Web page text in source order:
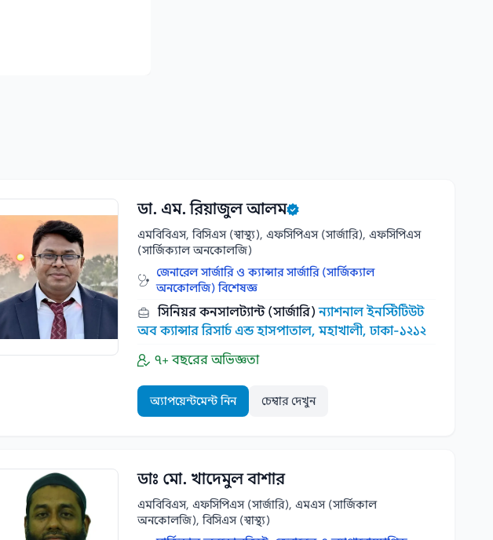
ডা. এম. রিয়াজুল আলম
এমবিবিএস, বিসিএস (স্বাস্থ্য), এফসিপিএস (সার্জারি), এফসিপিএস
(সার্জিক্যাল অনকোলজি)
জেনারেল সার্জারি ও ক্যান্সার সার্জারি (সার্জিক্যাল
অনকোলজি) বিশেষজ্ঞ
সিনিয়র কনসালট্যান্ট (সার্জারি)ন্যাশনাল ইনস্টিটিউট
অব ক্যান্সার রিসার্চ এন্ড হাসপাতাল, মহাখালী, ঢাকা-১২১২
৭+ বছরের অভিজ্ঞতা
অ্যাপয়েন্টমেন্ট নিন চেম্বার দেখুন
ডাঃ মো. খাদেমুল বাশার
এমবিবিএস, এফসিপিএস (সার্জারি), এমএস (সার্জিকাল
অনকোলজি), বিসিএস (স্বাস্থ্য)